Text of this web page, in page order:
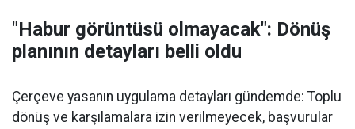
"Habur görüntüsü olmayacak": Dönüş
planının detayları belli oldu
Çerçeve yasanın uygulama detayları gündemde: Toplu
dönüş ve karşılamalara izin verilmeyecek, başvurular